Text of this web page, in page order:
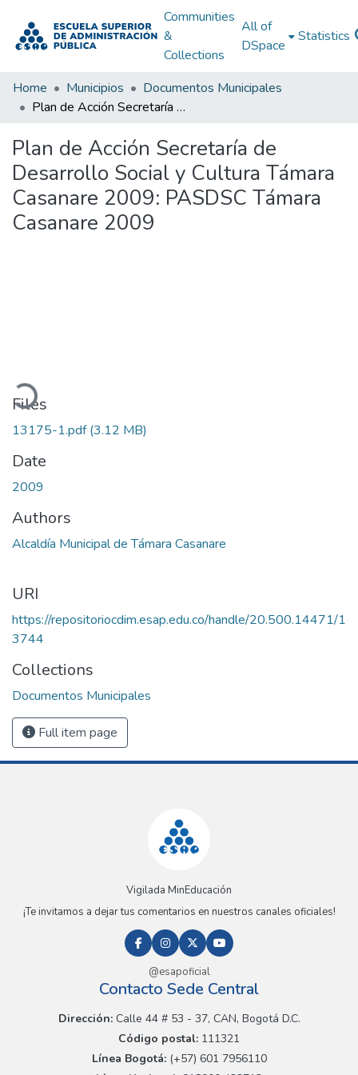
Communities
&
Collections
All of
DSpace
Statistics
Home Municipios
Documentos Municipales
Plan de Acción Secretaría de Desarrollo Social y Cultura Támara Casanare 2009: PASDSC Támara Casanare 2009
Plan de Acción Secretaría de
Desarrollo Social y Cultura Támara
Casanare 2009: PASDSC Támara
Casanare 2009
Files
13175-1.pdf(3.12 MB)
Date
2009
Authors
Alcaldía Municipal de Támara Casanare
URI
https://repositoriocdim.esap.edu.co/handle/20.500.14471/1
3744
Collections
Documentos Municipales
Full item page
Vigilada MinEducación
¡Te invitamos a dejar tus comentarios en nuestros canales oficiales!
@esapoficial
Contacto Sede Central
Dirección:Calle 44 # 53 - 37, CAN, Bogotá D.C.
Código postal: 111321
Línea Bogotá:(+57) 601 7956110